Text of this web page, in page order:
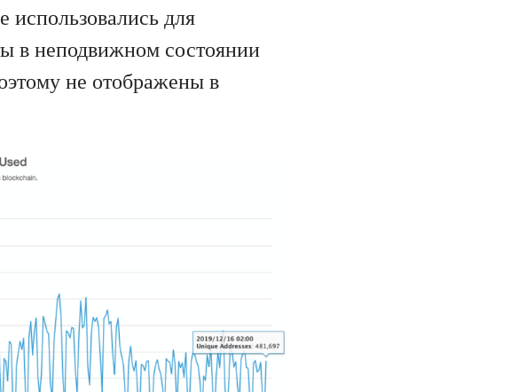
использовались для
в неподвижном состоянии
не отображены в